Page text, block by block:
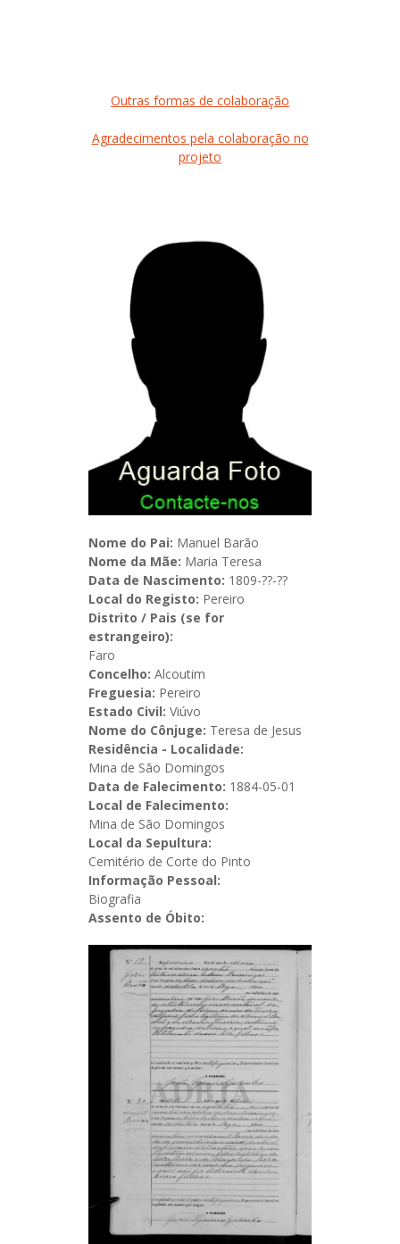
Outras formas de colaboração
Agradecimentos pela colaboração no
projeto
Nome do Pai: Manuel Barão
Nome da Mãe: Maria Teresa
Data de Nascimento: 1809-??-??
Local do Registo: Pereiro
Distrito / Pais (se for
estrangeiro):
Faro
Concelho: Alcoutim
Freguesia: Pereiro
Estado Civil: Viúvo
Nome do Cônjuge: Teresa de Jesus
Residência - Localidade:
Mina de São Domingos
Data de Falecimento: 1884-05-01
Local de Falecimento:
Mina de São Domingos
Local da Sepultura:
Cemitério de Corte do Pinto
Informação Pessoal:
Biografia
Assento de Óbito: